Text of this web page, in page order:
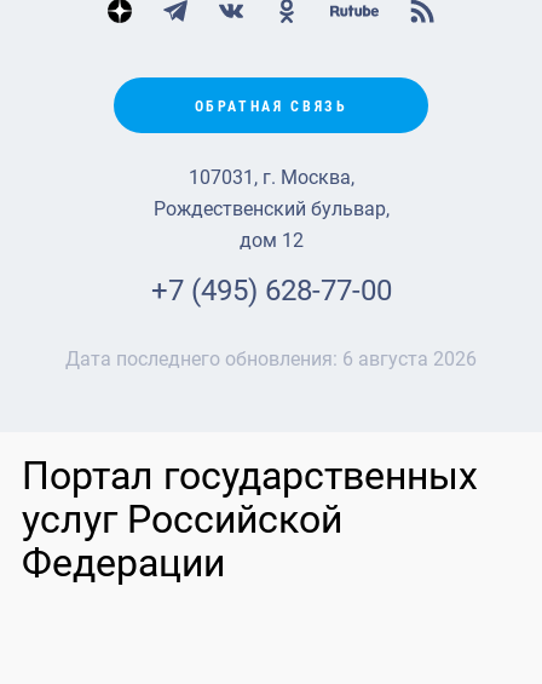
ОБРАТНАЯ СВЯЗЬ
107031, г. Москва,
Рождественский бульвар,
дом 12
+7 (495) 628-77-00
Дата последнего обновления: 6 августа 2026
Портал государственных
услуг Российской
Федерации